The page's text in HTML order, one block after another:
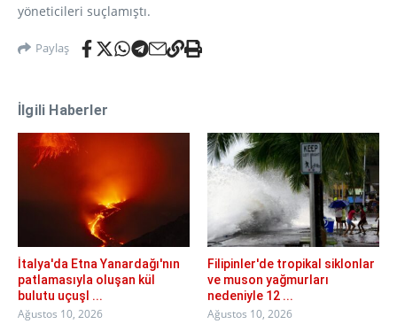
yöneticileri suçlamıştı.
Paylaş
İlgili Haberler
İtalya'da Etna Yanardağı'nın
patlamasıyla oluşan kül
bulutu uçuşl ...
Ağustos 10, 2026
Filipinler'de tropikal siklonlar
ve muson yağmurları
nedeniyle 12 ...
Ağustos 10, 2026